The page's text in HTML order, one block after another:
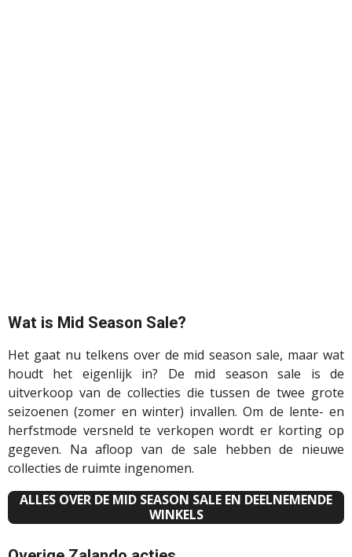
Wat is Mid Season Sale?
Het gaat nu telkens over de mid season sale, maar wat
houdt het eigenlijk in? De mid season sale is de
uitverkoop van de collecties die tussen de twee grote
seizoenen (zomer en winter) invallen. Om de lente- en
herfstmode versneld te verkopen wordt er korting op
gegeven. Na afloop van de sale hebben de nieuwe
collecties de ruimte ingenomen.
ALLES OVER DE MID SEASON SALE EN DEELNEMENDE
WINKELS